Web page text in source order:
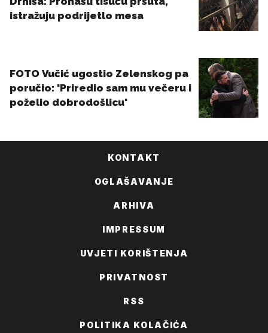
KONTAKT
OGLAŠAVANJE
ARHIVA
IMPRESSUM
UVJETI KORIŠTENJA
PRIVATNOST
RSS
POLITIKA KOLAČIĆA